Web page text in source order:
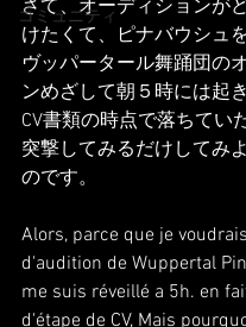
コミュニティ
さて、オーディションが
けたくて、ピナバウシュ
ヴッパータール舞踊団の
ンめざして朝５時には起
CV書類の時点で落ちてい
突撃してみるだけしてみ
のです。
Alors, parce que je
d'audition de Wuppertal
me suis réveillé a 5h. en
d'étape de CV, Mais